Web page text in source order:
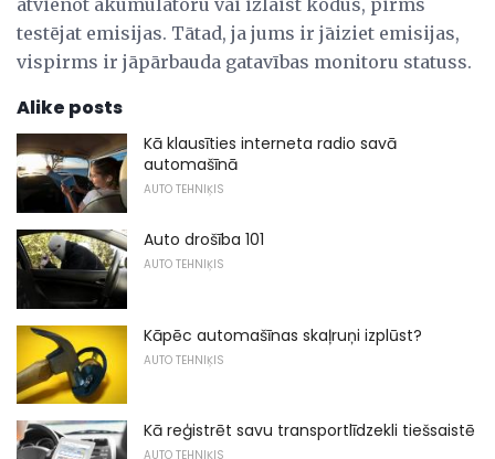
atvienot akumulatoru vai izlaist kodus, pirms
testējat emisijas. Tātad, ja jums ir jāiziet emisijas,
vispirms ir jāpārbauda gatavības monitoru statuss.
Alike posts
Kā klausīties interneta radio savā
automašīnā
AUTO TEHNIĶIS
Auto drošība 101
AUTO TEHNIĶIS
Kāpēc automašīnas skaļruņi izplūst?
AUTO TEHNIĶIS
Kā reģistrēt savu transportlīdzekli tiešsaistē
AUTO TEHNIĶIS